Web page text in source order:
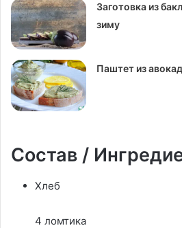
Заготовка из
зиму
Паштет из
Состав /
Хлеб
4 ломтика